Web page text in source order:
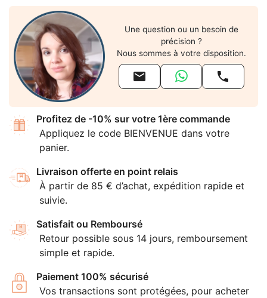
Une question ou un besoin de
précision ?
Nous sommes à votre disposition.
 
Profitez de -10% sur votre 1ère commande
Appliquez le code BIENVENUE dans votre
panier.
Livraison offerte en point relais
À partir de 85 € d’achat, expédition rapide et
suivie.
Satisfait ou Remboursé
Retour possible sous 14 jours, remboursement
simple et rapide.
Paiement 100% sécurisé
Vos transactions sont protégées, pour acheter